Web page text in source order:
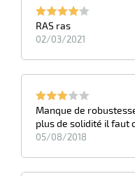
RAS ras
02/03/2021
Manque de
plus de solidité il faut
05/08/2018